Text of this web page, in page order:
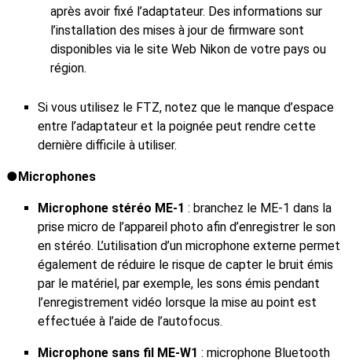
après avoir fixé l’adaptateur. Des informations sur
l’installation des mises à jour de firmware sont
disponibles via le site Web Nikon de votre pays ou
région.
Si vous utilisez le FTZ, notez que le manque d’espace
entre l’adaptateur et la poignée peut rendre cette
dernière difficile à utiliser.
Microphones
Microphone stéréo ME‑1 : branchez le ME‑1 dans la
prise micro de l’appareil photo afin d’enregistrer le son
en stéréo. L’utilisation d’un microphone externe permet
également de réduire le risque de capter le bruit émis
par le matériel, par exemple, les sons émis pendant
l’enregistrement vidéo lorsque la mise au point est
effectuée à l’aide de l’autofocus.
Microphone sans fil ME‑W1 : microphone Bluetooth